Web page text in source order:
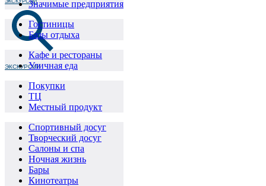
ЭКСКУРСИИ
ЭКСКУРСИИ
Значимые предприятия
Гостиницы
Базы отдыха
Кафе и рестораны
Уличная еда
Покупки
ТЦ
Местный продукт
Спортивный досуг
Творческий досуг
Салоны и спа
Ночная жизнь
Бары
Кинотеатры